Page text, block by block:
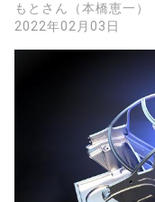
もとさん（本橋恵一）
2022年02月03日